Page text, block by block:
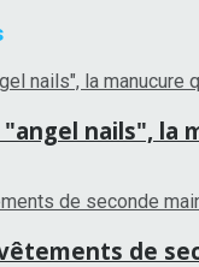
nails", la
de